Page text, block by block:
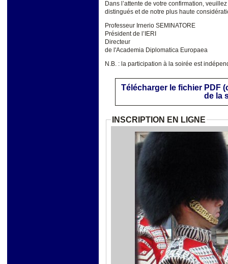
Dans l’attente de votre confirmation,
distingués et de notre plus haute
Professeur Irnerio SEMINATORE
Président de l’IERI
Directeur
de l'Academia Diplomatica Europaea
N.B. : la participation à la soirée est
Télécharger le fichier PDF
de la
INSCRIPTION EN LIGNE